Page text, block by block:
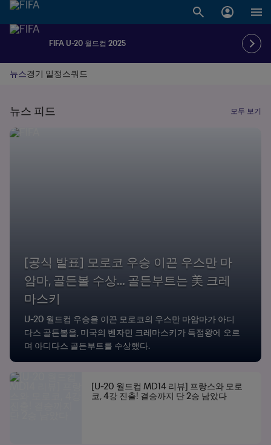
FIFA U-20 월드컵 2025
뉴스경기 일정스쿼드
뉴스 피드 모두 보기
[공식 발표] 모로코 우승 이끈 우스만 마
암마, 골든볼 수상… 골든부트는 美 크레
마스키
U-20 월드컵 우승을 이끈 모로코의 우스만 마암마가 아디
다스 골든볼을, 미국의 벤자민 크레마스키가 득점왕에 오르
며 아디다스 골든부트를 수상했다.
[U-20 월드컵 MD14 리뷰] 프랑스와 모로
코, 4강 진출! 결승까지 단 2승 남았다